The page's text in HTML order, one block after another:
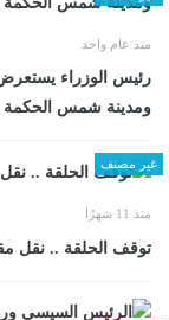
منذ عام واحد
رئيس الوزراء
ومدينة شمس الحكمة
غير مصنف
منذ 11 شهرًا
توقف الحلقة .. نقل مقدم برنامج 90 دقيقة